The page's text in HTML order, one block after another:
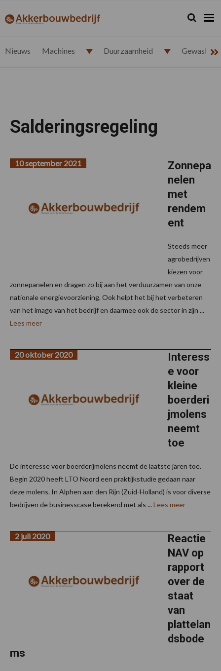
de
de
de
akkerbouwbedrijf.nl Zoeken...
Zoek
Nieuws Machines Duurzaamheid
Salderingsregeling
Zonnepa
nelen
met
rendem
ent
10 september 2021
Steeds meer
agrobedrijven
kiezen voor
zonnepanelen en dragen zo bij aan het verduurzamen van onze
nationale energievoorziening. Ook helpt het bij het verbeteren
van het imago van het bedrijf en daarmee ook de sector in zijn ...
Lees meer
Interess
e voor
kleine
boerderi
jmolens
neemt
toe
20 oktober 2020
De interesse voor boerderijmolens neemt de laatste jaren toe.
Begin 2020 heeft LTO Noord een praktijkstudie gedaan naar
deze molens. In Alphen aan den Rijn (Zuid-Holland) is voor diverse
bedrijven de businesscase berekend met als ... Lees meer
Reactie
NAV op
rapport
over de
staat
van
plattelan
dsbode
ms
2 juli 2020